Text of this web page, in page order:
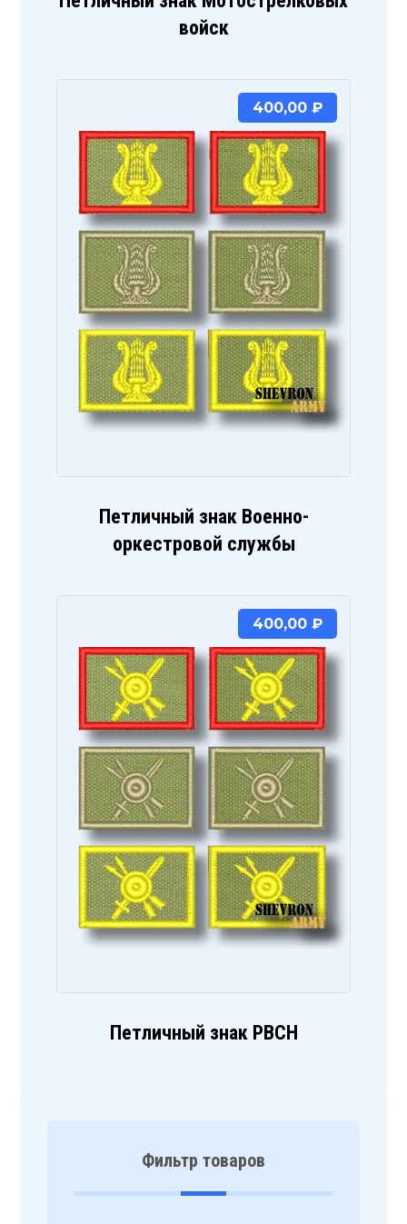
войск
Петличный знак Военно-
оркестровой службы
400,00 ₽
Петличный знак РВСН
400,00 ₽
Фильтр товаров